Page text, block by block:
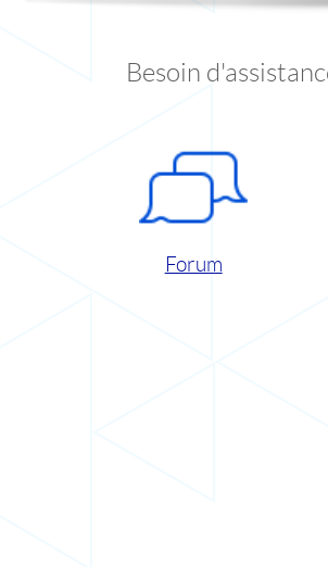
Besoin
Forum